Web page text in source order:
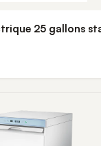
25 gallons